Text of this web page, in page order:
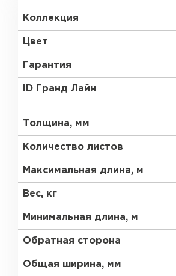
Коллекция
Цвет
Гарантия
ID Гранд Лайн
Толщина, мм
Количество листов
Максимальная длина, м
Вес, кг
Минимальная длина, м
Обратная сторона
Общая ширина, мм